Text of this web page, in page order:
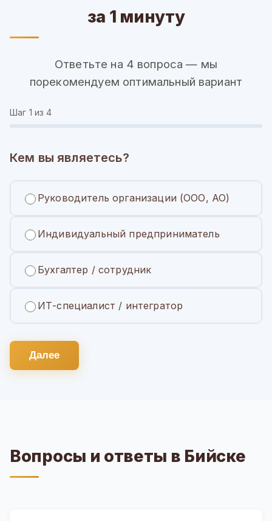
за 1 минуту
Ответьте на 4 вопроса — мы
порекомендуем оптимальный вариант
Шаг 1 из 4
Кем вы являетесь?
Руководитель организации (ООО, АО)
Индивидуальный предприниматель
Бухгалтер / сотрудник
ИТ-специалист / интегратор
Далее
Вопросы и ответы в Бийске